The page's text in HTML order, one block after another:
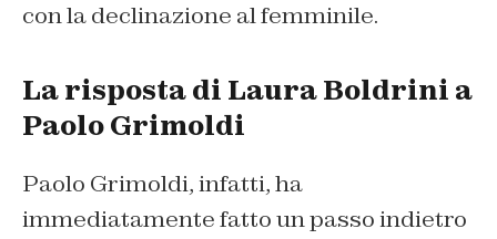
con la declinazione al femminile.
La risposta di Laura Boldrini a
Paolo Grimoldi
Paolo Grimoldi, infatti, ha
immediatamente fatto un passo indietro